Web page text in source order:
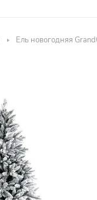
Ель новогодняя